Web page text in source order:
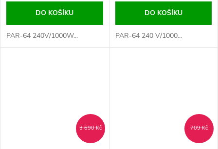
DO KOŠÍKU
PAR-64 240V/1000W...
DO KOŠÍKU
PAR-64 240 V/1000...
3 690 Kč 709 Kč